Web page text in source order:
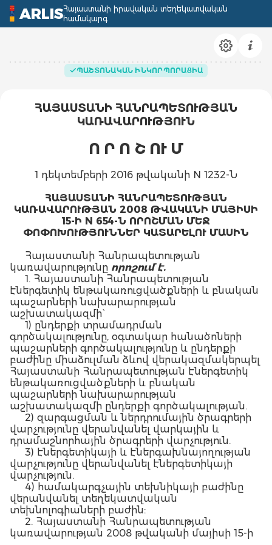
ARLISՀայաստանի իրավական տեղեկատվական
համակարգ
ՊԱՇՏՈՆԱԿԱՆ ԻՆԿՈՐՊՈՐԱՑԻԱ
ՀԱՅԱՍՏԱՆԻ ՀԱՆՐԱՊԵՏՈՒԹՅԱՆ
ԿԱՌԱՎԱՐՈՒԹՅՈՒՆ
Ո Ր Ո Շ ՈՒ Մ
1 դեկտեմբերի 2016 թվականի N 1232-Ն
ՀԱՅԱՍՏԱՆԻ ՀԱՆՐԱՊԵՏՈՒԹՅԱՆ
ԿԱՌԱՎԱՐՈՒԹՅԱՆ 2008 ԹՎԱԿԱՆԻ ՄԱՅԻՍԻ
15-Ի N 654-Ն ՈՐՈՇՄԱՆ ՄԵՋ
ՓՈՓՈԽՈՒԹՅՈՒՆՆԵՐ ԿԱՏԱՐԵԼՈՒ ՄԱՍԻՆ
Հայաստանի Հանրապետության
կառավարությունը որոշում է.
1. Հայաստանի Հանրապետության
էներգետիկ ենթակառուցվածքների և բնական
պաշարների նախարարության
աշխատակազմի`
1) ընդերքի տրամադրման
գործակալությունը, օգտակար հանածոների
պաշարների գործակալությունը և ընդերքի
բաժինը միաձուլման ձևով վերակազմակերպել
Հայաստանի Հանրապետության էներգետիկ
ենթակառուցվածքների և բնական
պաշարների նախարարության
աշխատակազմի ընդերքի գործակալության.
2) զարգացման և ներդրումային ծրագրերի
վարչությունը վերանվանել վարկային և
դրամաշնորհային ծրագրերի վարչություն.
3) էներգետիկայի և էներգախնայողության
վարչությունը վերանվանել էներգետիկայի
վարչություն.
4) համակարգչային տեխնիկայի բաժինը
վերանվանել տեղեկատվական
տեխնոլոգիաների բաժին:
2. Հայաստանի Հանրապետության
կառավարության 2008 թվականի մայիսի 15-ի